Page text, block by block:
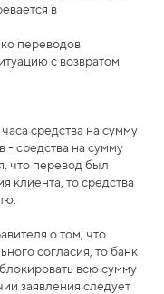
в
переводов
с возвратом
средства на сумму
- средства на сумму
что перевод был
клиента, то средства
о том, что
согласия, то банк
всю сумму
заявления следует